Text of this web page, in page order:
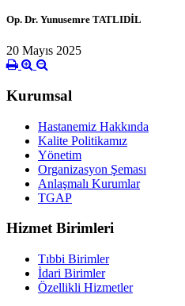
Op. Dr. Yunusemre TATLIDİL
20 Mayıs 2025
Kurumsal
Hastanemiz Hakkında
Kalite Politikamız
Yönetim
Organizasyon Şeması
Anlaşmalı Kurumlar
TGAP
Hizmet Birimleri
Tıbbi Birimler
İdari Birimler
Özellikli Hizmetler